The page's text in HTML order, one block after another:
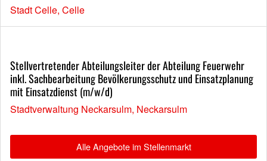
Stadt Celle, Celle
Stellvertretender Abteilungsleiter der Abteilung Feuerwehr
inkl. Sachbearbeitung Bevölkerungsschutz und Einsatzplanung
mit Einsatzdienst (m/w/d)
Stadtverwaltung Neckarsulm, Neckarsulm
Alle Angebote im Stellenmarkt